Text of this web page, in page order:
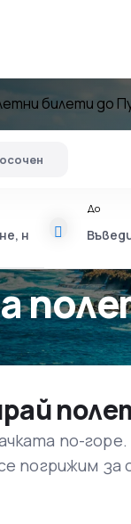
билети до
До
по-
погрижим за